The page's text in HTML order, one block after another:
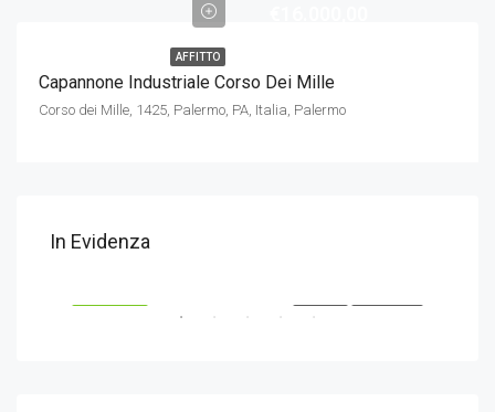
AFFITTO
Capannone Industriale Corso Dei Mille
Corso dei Mille, 1425, Palermo, PA, Italia, Palermo
In Evidenza
AFFITTO
€5.000,00